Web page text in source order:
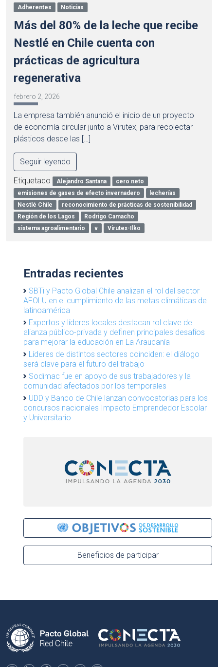
Adherentes Noticias
Más del 80% de la leche que recibe
Nestlé en Chile cuenta con
prácticas de agricultura
regenerativa
febrero 2, 2026
La empresa también anunció el inicio de un proyecto
de economía circular junto a Virutex, para recolectar
plásticos desde las […]
Seguir leyendo
Etiquetado Alejandro Santana
cero neto
emisiones de gases de efecto invernadero
lecherías
Nestlé Chile
reconocimiento de prácticas de sostenibilidad
Región de los Lagos
Rodrigo Camacho
sistema agroalimentario
v Virutex-Ilko
Entradas recientes
SBTi y Pacto Global Chile analizan el rol del sector
AFOLU en el cumplimiento de las metas climáticas de
latinoamérica
Expertos y líderes locales destacan rol clave de
alianza público-privada y definen principales desafíos
para mejorar la educación en La Araucanía
Líderes de distintos sectores coinciden: el diálogo
será clave para el futuro del trabajo
Sodimac fue en apoyo de sus trabajadores y la
comunidad afectados por los temporales
UDD y Banco de Chile lanzan convocatorias para los
concursos nacionales Impacto Emprendedor Escolar
y Universitario
Beneficios de participar